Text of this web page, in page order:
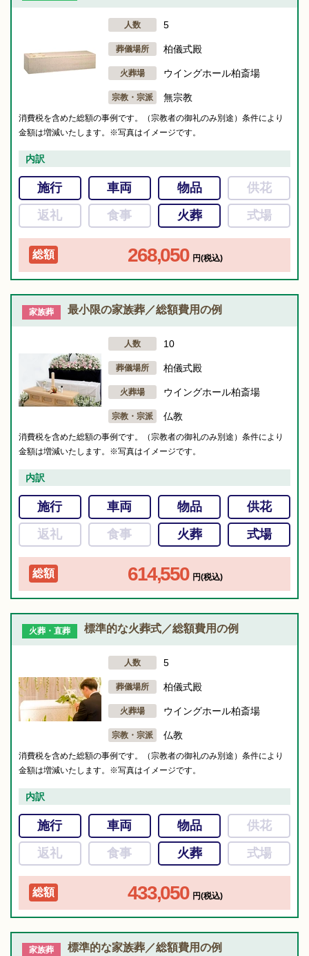
人数 5
葬儀場所 柏儀式殿
火葬場 ウイングホール柏斎場
宗教・宗派 無宗教
消費税を含めた総額の事例です。（宗教者の御礼のみ別途）条件により
金額は増減いたします。※写真はイメージです。
内訳
施行 車両 物品
供花
返礼
食事 火葬 式場
総額 268,050 円(税込)
家族葬 最小限の家族葬／総額費用の例
人数 10
葬儀場所 柏儀式殿
火葬場 ウイングホール柏斎場
宗教・宗派 仏教
消費税を含めた総額の事例です。（宗教者の御礼のみ別途）条件により
金額は増減いたします。※写真はイメージです。
内訳
施行 車両 物品
供花
返礼
食事 火葬 式場
総額 614,550 円(税込)
火葬・直葬 標準的な火葬式／総額費用の例
人数 5
葬儀場所 柏儀式殿
火葬場 ウイングホール柏斎場
宗教・宗派 仏教
消費税を含めた総額の事例です。（宗教者の御礼のみ別途）条件により
金額は増減いたします。※写真はイメージです。
内訳
施行 車両 物品
供花
返礼
食事 火葬 式場
総額 433,050 円(税込)
家族葬 標準的な家族葬／総額費用の例